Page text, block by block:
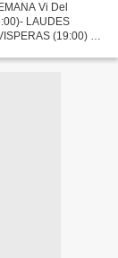
Vi Del
LAUDES
(19:00) Y